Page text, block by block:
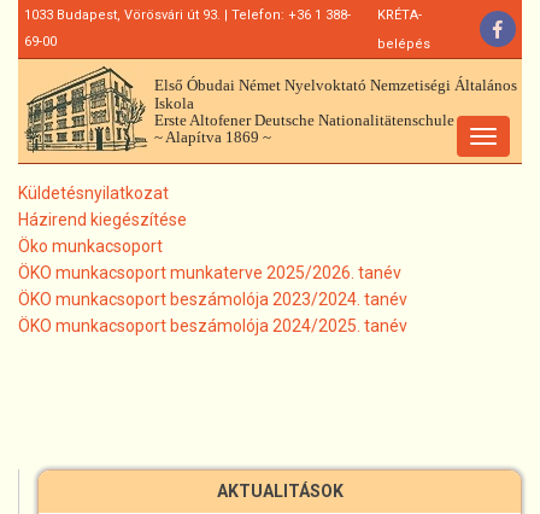
Ugrás1033 Budapest, Vörösvári út 93. | Telefon: +36 1 388-
69-00
KRÉTA-
belépés
Első Óbudai Német Nyelvoktató Nemzetiségi Általános
Iskola
Erste Altofener Deutsche Nationalitätenschule
~ Alapítva 1869 ~
Toggle
Küldetésnyilatkozat
Házirend kiegészítése
Öko munkacsoport
ÖKO munkacsoport munkaterve 2025/2026. tanév
ÖKO munkacsoport beszámolója 2023/2024. tanév
ÖKO munkacsoport beszámolója 2024/2025. tanév
AKTUALITÁSOK